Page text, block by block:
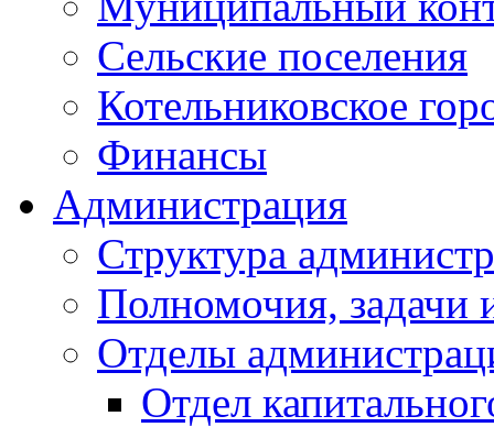
Сельские поселения
Котельниковское
Финансы
Администрация
Структура
Полномочия, задачи
Отделы
Отдел